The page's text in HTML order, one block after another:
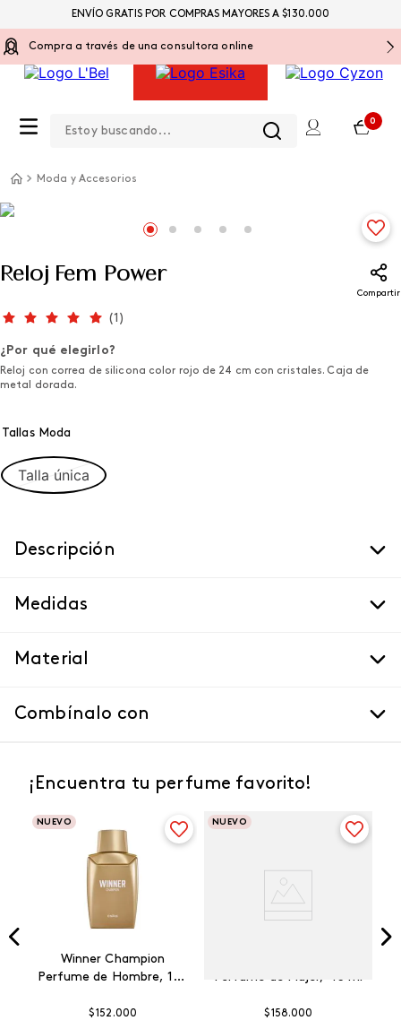
Compra a través de una consultora online
0
ENVÍO GRATIS POR COMPRAS MAYORES A $130.000
Moda y Accesorios
Reloj Fem Power
Compartir
(1 )
¿Por qué elegirlo?
Reloj con correa de silicona color rojo de 24 cm con cristales. Caja de
metal dorada.
Tallas Moda
Talla única
Descripción
Medidas
Material
Combínalo con
¡Encuentra tu perfume favorito!
NUEVO
Winner Champion
Perfume de Hombre, 100
$152 .000
NUEVO
Perfume de Mujer, 45 ml
$158.000